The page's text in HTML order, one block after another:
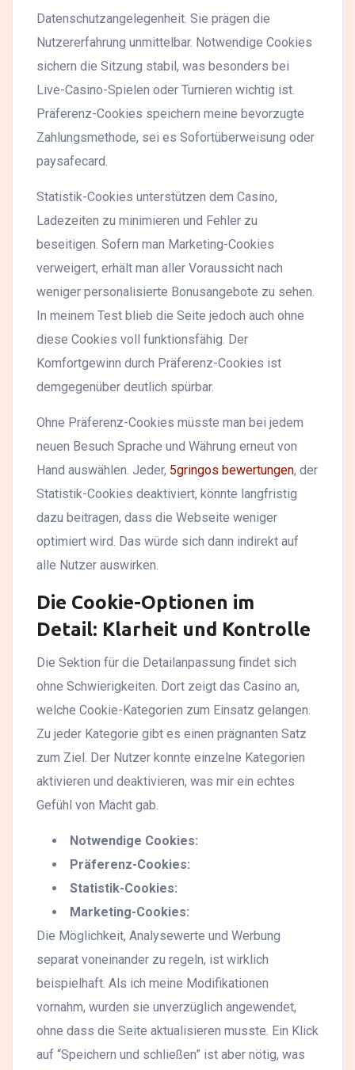
Datenschutzangelegenheit. Sie prägen die
Nutzererfahrung unmittelbar. Notwendige Cookies
sichern die Sitzung stabil, was besonders bei
Live-Casino-Spielen oder Turnieren wichtig ist.
Präferenz-Cookies speichern meine bevorzugte
Zahlungsmethode, sei es Sofortüberweisung oder
paysafecard.
Statistik-Cookies unterstützen dem Casino,
Ladezeiten zu minimieren und Fehler zu
beseitigen. Sofern man Marketing-Cookies
verweigert, erhält man aller Voraussicht nach
weniger personalisierte Bonusangebote zu sehen.
In meinem Test blieb die Seite jedoch auch ohne
diese Cookies voll funktionsfähig. Der
Komfortgewinn durch Präferenz-Cookies ist
demgegenüber deutlich spürbar.
Ohne Präferenz-Cookies müsste man bei jedem
neuen Besuch Sprache und Währung erneut von
Hand auswählen. Jeder, 5gringos bewertungen, der
Statistik-Cookies deaktiviert, könnte langfristig
dazu beitragen, dass die Webseite weniger
optimiert wird. Das würde sich dann indirekt auf
alle Nutzer auswirken.
Die Cookie-Optionen im
Detail: Klarheit und Kontrolle
Die Sektion für die Detailanpassung findet sich
ohne Schwierigkeiten. Dort zeigt das Casino an,
welche Cookie-Kategorien zum Einsatz gelangen.
Zu jeder Kategorie gibt es einen prägnanten Satz
zum Ziel. Der Nutzer konnte einzelne Kategorien
aktivieren und deaktivieren, was mir ein echtes
Gefühl von Macht gab.
Notwendige Cookies:
Präferenz-Cookies:
Statistik-Cookies:
Marketing-Cookies:
Die Möglichkeit, Analysewerte und Werbung
separat voneinander zu regeln, ist wirklich
beispielhaft. Als ich meine Modifikationen
vornahm, wurden sie unverzüglich angewendet,
ohne dass die Seite aktualisieren musste. Ein Klick
auf “Speichern und schließen” ist aber nötig, was